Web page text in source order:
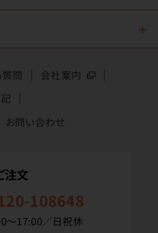
質問
会社案内
お問い合わせ
注文
108648
〜17:00／日祝休